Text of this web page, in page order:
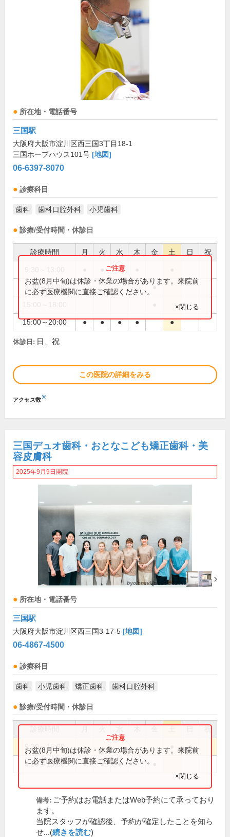
所在地・電話番号
三国駅
大阪府大阪市淀川区西三国3丁目18-1
三国ホープハウス101号 [地図]
06-6397-8070
診療科目
歯科 歯科口腔外科 小児歯科
診療/受付時間・休診日
診療時間 月 火 水 木 金 土 日 祝
●
9:30～14:00 ●
15:00～20:00 ● ● ● ● ●
お盆(8月中旬)は休診・休業の場合があります。来院前
に必ず医療機関に直接ご確認ください。
×閉じる
休診日: 日、祝
この医院の詳細をみる
アクセス数※
三国デュオ歯科・おとなこども矯正歯科・美
容皮膚科
2025年9月9日開院
所在地・電話番号
三国駅
大阪府大阪市淀川区西三国3-17-5 [地図]
06-4867-4500
診療科目
歯科 小児歯科 矯正歯科 歯科口腔外科
診療/受付時間・休診日
祝
9:30～15:00 ●
9:30～18:30 ● ● ●
お盆(8月中旬)は休診・休業の場合があります。来院前
に必ず医療機関に直接ご確認ください。
×閉じる
備考: ご予約はお電話またはWeb予約にて承っており
ます。
当院スタッフが確認後、予約が確定したことを知ら
せ...(続きを読む)